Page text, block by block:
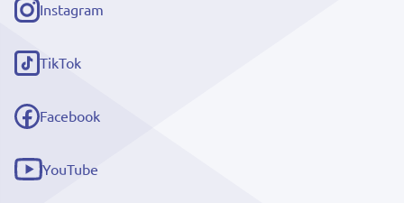
Instagram
(externe
link)
TikTok
(externe
link)
Facebook
(externe
link)
YouTube
(externe